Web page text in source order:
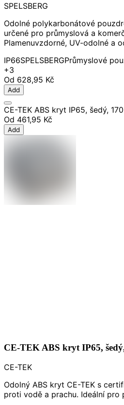
SPELSBERG
Odolné polykarbonátové
určené pro průmyslová a
Plamenuvzdorné, UV-odolné a
IP66SPELSBERGPrůmyslové
+3
Od 628,95 Kč
Add
CE-TEK ABS kryt IP65, šedý,
Od 461,95 Kč
Add
CE-TEK ABS kryt IP65,
CE-TEK
Odolný ABS kryt CE-TEK s
proti vodě a prachu. Ideální pro